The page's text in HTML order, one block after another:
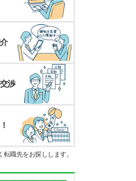
渉
職先をお探しします。